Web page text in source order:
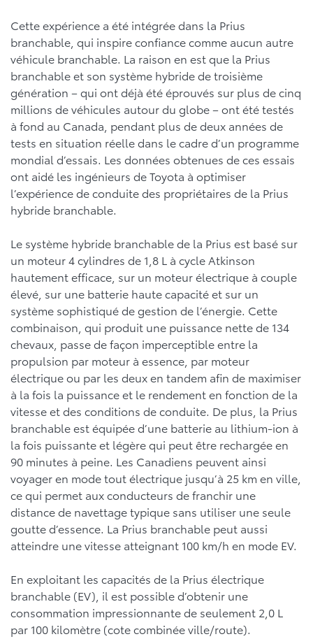
Cette expérience a été intégrée dans la Prius
branchable, qui inspire confiance comme aucun autre
véhicule branchable. La raison en est que la Prius
branchable et son système hybride de troisième
génération – qui ont déjà été éprouvés sur plus de cinq
millions de véhicules autour du globe – ont été testés
à fond au Canada, pendant plus de deux années de
tests en situation réelle dans le cadre d’un programme
mondial d’essais. Les données obtenues de ces essais
ont aidé les ingénieurs de Toyota à optimiser
l’expérience de conduite des propriétaires de la Prius
hybride branchable.
Le système hybride branchable de la Prius est basé sur
un moteur 4 cylindres de 1,8 L à cycle Atkinson
hautement efficace, sur un moteur électrique à couple
élevé, sur une batterie haute capacité et sur un
système sophistiqué de gestion de l’énergie. Cette
combinaison, qui produit une puissance nette de 134
chevaux, passe de façon imperceptible entre la
propulsion par moteur à essence, par moteur
électrique ou par les deux en tandem afin de maximiser
à la fois la puissance et le rendement en fonction de la
vitesse et des conditions de conduite. De plus, la Prius
branchable est équipée d’une batterie au lithium-ion à
la fois puissante et légère qui peut être rechargée en
90 minutes à peine. Les Canadiens peuvent ainsi
voyager en mode tout électrique jusqu’à 25 km en ville,
ce qui permet aux conducteurs de franchir une
distance de navettage typique sans utiliser une seule
goutte d’essence. La Prius branchable peut aussi
atteindre une vitesse atteignant 100 km/h en mode EV.
En exploitant les capacités de la Prius électrique
branchable (EV), il est possible d’obtenir une
consommation impressionnante de seulement 2,0 L
par 100 kilomètre (cote combinée ville/route).